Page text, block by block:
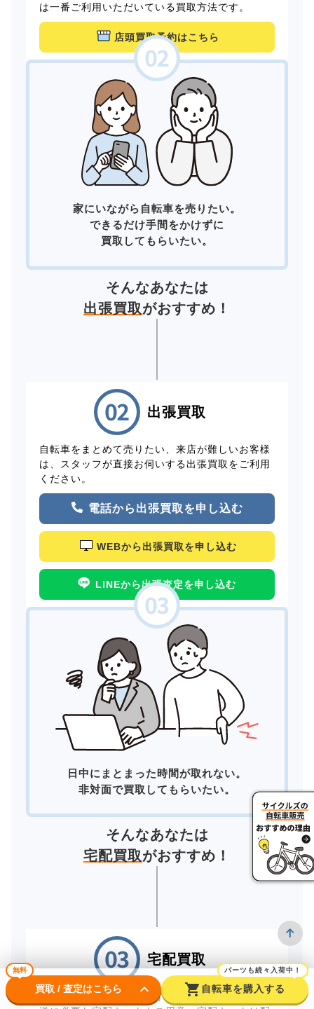
は一番ご利用いただいている買取方法です。
店頭買取予約はこちら
家にいながら自転車を売りたい。
できるだけ手間をかけずに
買取してもらいたい。
そんなあなたは
出張買取がおすすめ！
出張買取
自転車をまとめて売りたい、来店が難しいお客様
は、スタッフが直接お伺いする出張買取をご利用
ください。
電話から出張買取を申し込む
WEBから出張買取を申し込む
LINEから出張査定を申し込む
日中にまとまった時間が取れない。
非対面で買取してもらいたい。
そんなあなたは
宅配買取がおすすめ！
宅配買取
自宅にいながら買取が完了する「宅配買取」。配
無料
買取 / 査定はこちら keyboard_arrow_down shopping_cart
パーツも続々入荷中！
自転車を購入する